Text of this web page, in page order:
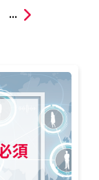
...